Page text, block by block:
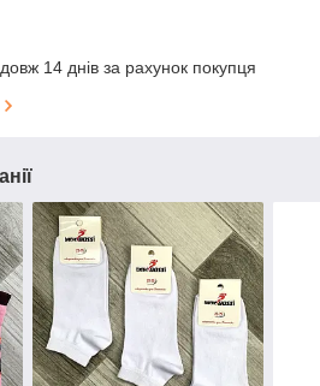
14 днів за рахунок покупця